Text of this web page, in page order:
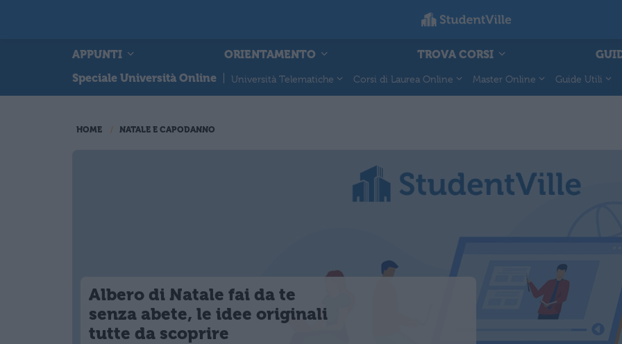
APPUNTI ORIENTAMENTO TROVA CORSI
Speciale Università Online
Università Telematiche Corsi di Laurea Online Master Online Guide Utili
HOME NATALE E CAPODANNO
Albero di Natale fai da te
senza abete, le idee originali
tutte da scoprire